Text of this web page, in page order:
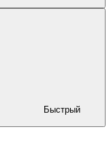
Быстрый